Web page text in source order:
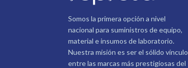
Somos la primera opción a nivel
nacional para suministros de equipo,
material e insumos de laboratorio.
Nuestra misión es ser el sólido vínculo
entre las marcas más prestigiosas del